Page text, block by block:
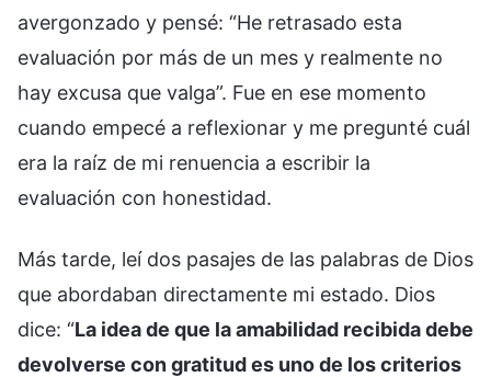
avergonzado y pensé: “He retrasado esta
evaluación por más de un mes y realmente no
hay excusa que valga”. Fue en ese momento
cuando empecé a reflexionar y me pregunté cuál
era la raíz de mi renuencia a escribir la
evaluación con honestidad.
Más tarde, leí dos pasajes de las palabras de Dios
que abordaban directamente mi estado. Dios
dice: “La idea de que la amabilidad recibida debe
devolverse con gratitud es uno de los criterios